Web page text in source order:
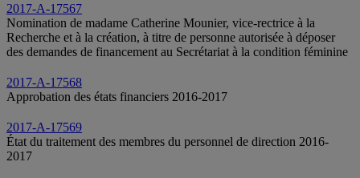
2017-A-17567
Nomination de madame Catherine Mounier, vice-rectrice à la
Recherche et à la création, à titre de personne autorisée à déposer
des demandes de financement au Secrétariat à la condition féminine
2017-A-17568
Approbation des états financiers 2016-2017
2017-A-17569
État du traitement des membres du personnel de direction 2016-
2017